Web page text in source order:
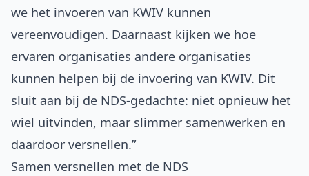
we het invoeren van KWIV kunnen
vereenvoudigen. Daarnaast kijken we hoe
ervaren organisaties andere organisaties
kunnen helpen bij de invoering van KWIV. Dit
sluit aan bij de NDS-gedachte: niet opnieuw het
wiel uitvinden, maar slimmer samenwerken en
daardoor versnellen.”
Samen versnellen met de NDS